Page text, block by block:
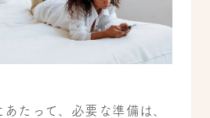
たって、必要な準備は、